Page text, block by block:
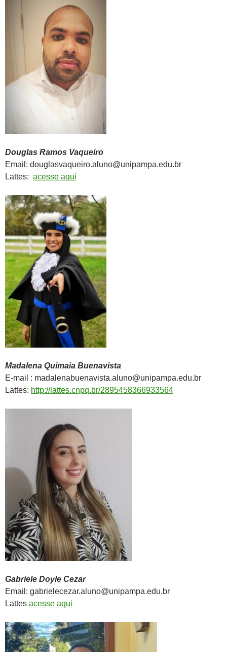
Douglas Ramos Vaqueiro
Email: douglasvaqueiro.aluno@unipampa.edu.br
Lattes: acesse aqui
Madalena Quimaia Buenavista
E-mail : madalenabuenavista.aluno@unipampa.edu.br
Lattes: http://lattes.cnpq.br/2895458366933564
Gabriele Doyle Cezar
Email: gabrielecezar.aluno@unipampa.edu.br
Lattes acesse aqui